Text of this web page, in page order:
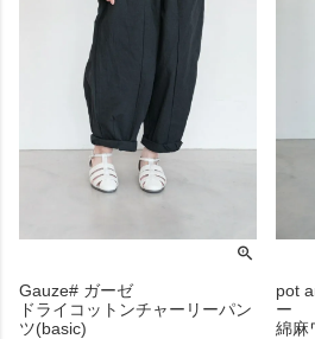
Gauze# ガーゼ
ドライコットンチャーリーパン
ツ(basic)
pot
ー
綿麻